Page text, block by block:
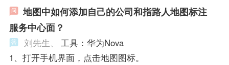
地图中如何添加自己的公司和指路人地图标注
服务中心面？
刘先生、
工具：华为Nova
1、打开手机界面，点击地图图标。